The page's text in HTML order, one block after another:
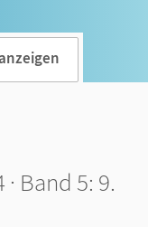
Band 5: 9.